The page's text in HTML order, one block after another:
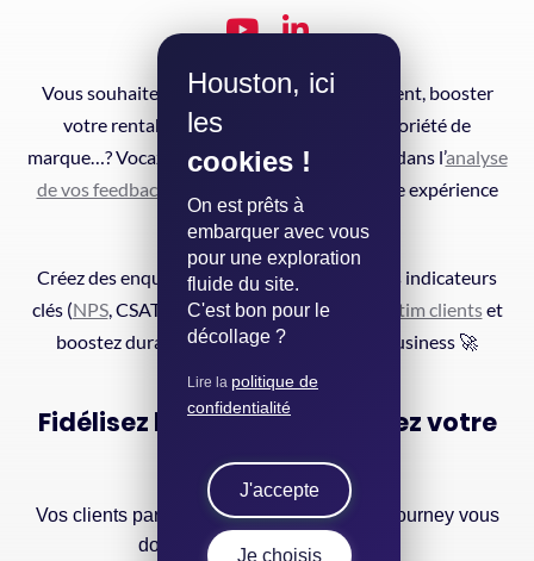
Vous souhaitez augmenter la fidélisation client, booster
votre rentabilité ou développer votre notoriété de
marque…? Vocaza vous accompagne de A à Z dans l’analyse
de vos feedbacks clients
pour améliorer votre expérience
client en continu.
Créez des enquêtes automatisées, suivez vos indicateurs
clés (NPS, CSAT, CES etc.),analysez vos verbatim clientset
boostez durablement vos performances business 🚀
Fidélisez l'essentiel, accélérez votre
croissance.
Vos clients partent sans prévenir. Vocaza Journey vous
donne une longueur d’avance.
Houston, ici
les
cookies !
On est prêts à
embarquer avec vous
pour une exploration
fluide du site.
C'est bon pour le
décollage ?
Lire la politique de
confidentialité
J'accepte
Je choisis